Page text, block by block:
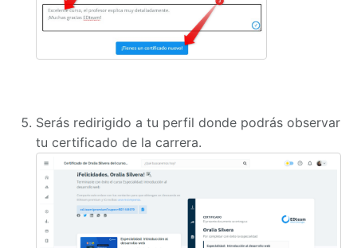
Serás redirigido a tu perfil donde podrás observar
tu certificado de la carrera.